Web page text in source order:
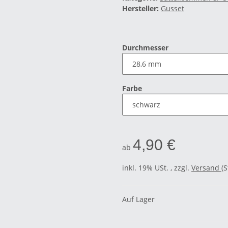
Hersteller: Gusset
Durchmesser
Farbe
ab 4,90 €
inkl. 19% USt. , zzgl. Versand
Auf Lager